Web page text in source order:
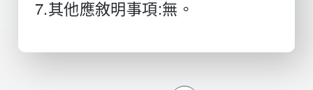
7.其他應敘明事項:無。